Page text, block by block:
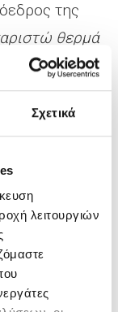
Σχετικά
λειτουργιών
της
θερμά
υγείας που
ομάδα
στον
είχαν
τη
σε ένα